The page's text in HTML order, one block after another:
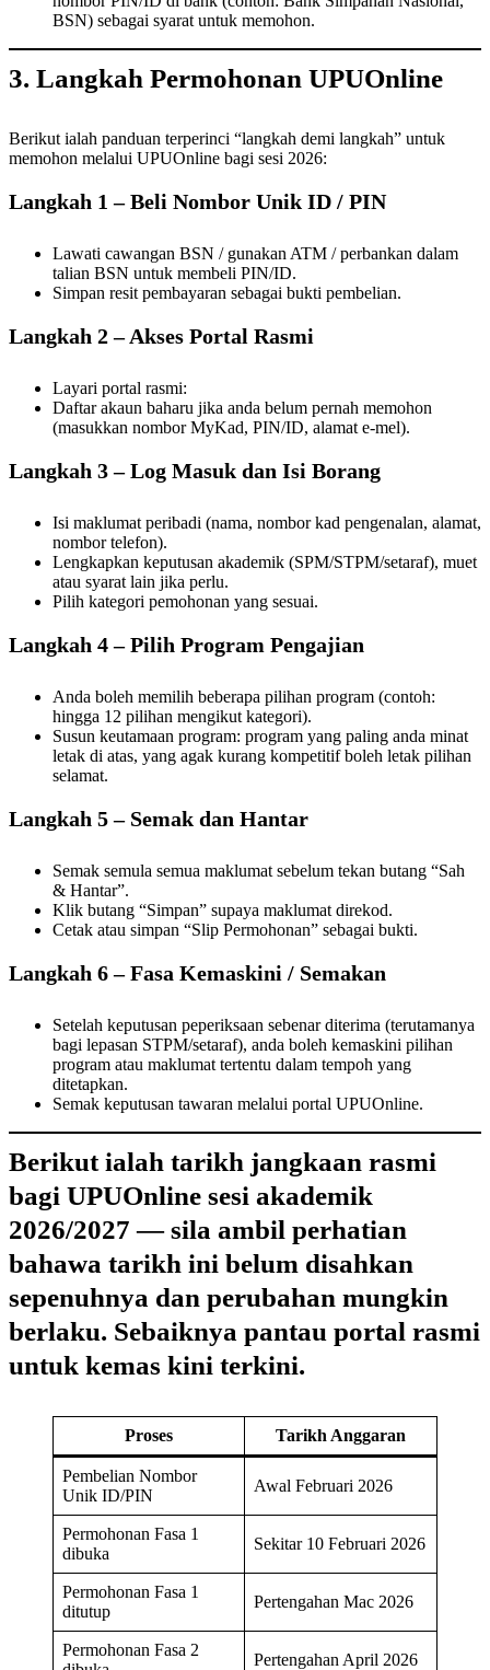
BSN) sebagai syarat untuk memohon.
3. Langkah Permohonan UPUOnline
Berikut ialah panduan terperinci “langkah demi langkah” untuk
memohon melalui UPUOnline bagi sesi 2026:
Langkah 1 – Beli Nombor Unik ID / PIN
Lawati cawangan BSN / gunakan ATM / perbankan dalam
talian BSN untuk membeli PIN/ID.
Simpan resit pembayaran sebagai bukti pembelian.
Langkah 2 – Akses Portal Rasmi
Layari portal rasmi:
Daftar akaun baharu jika anda belum pernah memohon
(masukkan nombor MyKad, PIN/ID, alamat e-mel).
Langkah 3 – Log Masuk dan Isi Borang
Isi maklumat peribadi (nama, nombor kad pengenalan, alamat,
nombor telefon).
Lengkapkan keputusan akademik (SPM/STPM/setaraf), muet
atau syarat lain jika perlu.
Pilih kategori pemohonan yang sesuai.
Langkah 4 – Pilih Program Pengajian
Anda boleh memilih beberapa pilihan program (contoh:
hingga 12 pilihan mengikut kategori).
Susun keutamaan program: program yang paling anda minat
letak di atas, yang agak kurang kompetitif boleh letak pilihan
selamat.
Langkah 5 – Semak dan Hantar
Semak semula semua maklumat sebelum tekan butang “Sah
& Hantar”.
Klik butang “Simpan” supaya maklumat direkod.
Cetak atau simpan “Slip Permohonan” sebagai bukti.
Langkah 6 – Fasa Kemaskini / Semakan
Setelah keputusan peperiksaan sebenar diterima (terutamanya
bagi lepasan STPM/setaraf), anda boleh kemaskini pilihan
program atau maklumat tertentu dalam tempoh yang
ditetapkan.
Semak keputusan tawaran melalui portal UPUOnline.
Berikut ialah tarikh jangkaan rasmi
bagi ‎UPUOnline sesi akademik
2026/2027 — sila ambil perhatian
bahawa tarikh ini belum disahkan
sepenuhnya dan perubahan mungkin
berlaku. Sebaiknya pantau portal rasmi
untuk kemas kini terkini.
Proses Tarikh Anggaran
Pembelian Nombor
Unik ID/PIN
Awal Februari 2026
Permohonan Fasa 1
dibuka
Sekitar 10 Februari 2026
Permohonan Fasa 1
ditutup
Pertengahan Mac 2026
Permohonan Fasa 2
Pertengahan April 2026